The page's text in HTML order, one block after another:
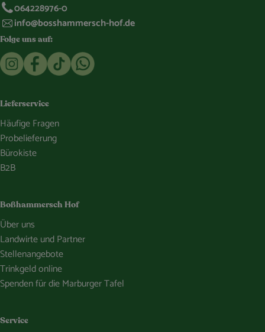
064228976-0
info@bosshammersch-hof.de
Folge uns auf:
Externer Link zu https://www.instagram.com/
Externer Link zu https://www.facebook.com/
Externer Link zu https://www.tiktok.com/
Externer Link zu https://whatsapp.com/
Lieferservice
Häufige Fragen
Probelieferung
Bürokiste
B2B
Boßhammersch Hof
Über uns
Landwirte und Partner
Stellenangebote
Trinkgeld online
Spenden für die Marburger Tafel
Service